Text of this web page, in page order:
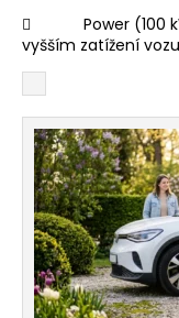
 Power (100
vyšším zatížení